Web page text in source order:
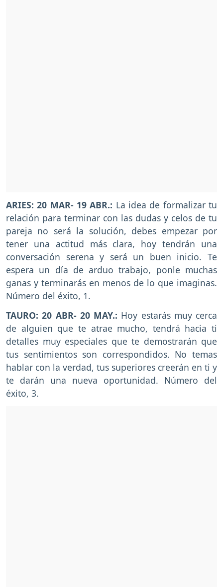
ARIES: 20 MAR- 19 ABR.: La idea de formalizar tu
relación para terminar con las dudas y celos de tu
pareja no será la solución, debes empezar por
tener una actitud más clara, hoy tendrán una
conversación serena y será un buen inicio. Te
espera un día de arduo trabajo, ponle muchas
ganas y terminarás en menos de lo que imaginas.
Número del éxito, 1.
TAURO: 20 ABR- 20 MAY.: Hoy estarás muy cerca
de alguien que te atrae mucho, tendrá hacia ti
detalles muy especiales que te demostrarán que
tus sentimientos son correspondidos. No temas
hablar con la verdad, tus superiores creerán en ti y
te darán una nueva oportunidad. Número del
éxito, 3.